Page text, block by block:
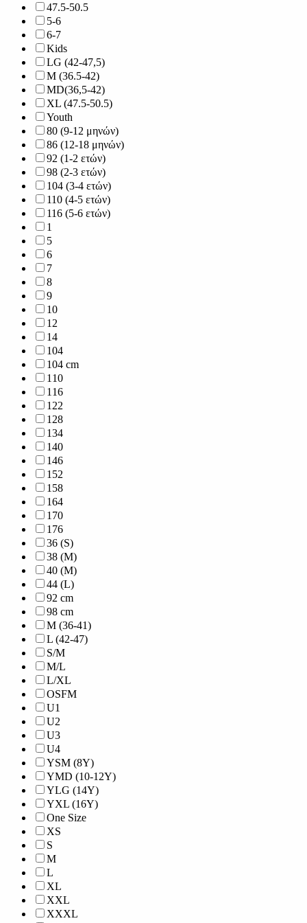
47.5-50.5
5-6
6-7
Kids
LG (42-47,5)
M (36.5-42)
MD(36,5-42)
XL (47.5-50.5)
Youth
80 (9-12 μηνών)
86 (12-18 μηνών)
92 (1-2 ετών)
98 (2-3 ετών)
104 (3-4 ετών)
110 (4-5 ετών)
116 (5-6 ετών)
1
5
6
7
8
9
10
12
14
104
104 cm
110
116
122
128
134
140
146
152
158
164
170
176
36 (S)
38 (M)
40 (M)
44 (L)
92 cm
98 cm
M (36-41)
L (42-47)
S/M
M/L
L/XL
OSFM
U1
U2
U3
U4
YSM (8Y)
YMD (10-12Y)
YLG (14Y)
YXL (16Y)
One Size
XS
S
M
L
XL
XXL
XXXL